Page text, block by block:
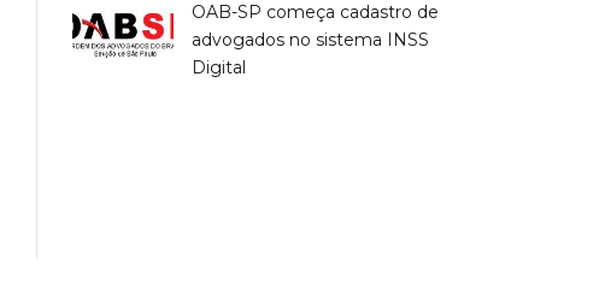
OAB-SP começa cadastro de
advogados no sistema INSS
Digital